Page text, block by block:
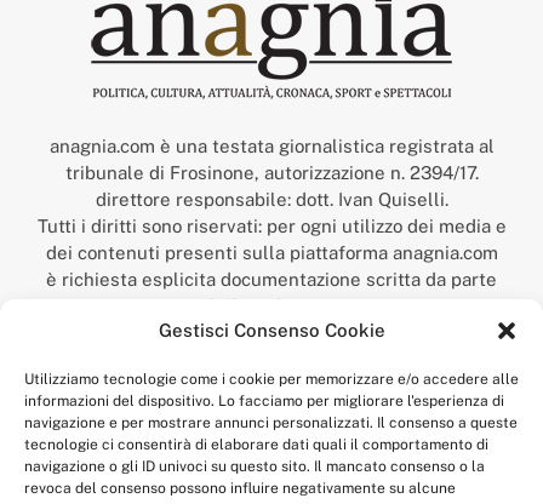
Gestisci Consenso Cookie
Utilizziamo tecnologie come i cookie per memorizzare e/o accedere alle
informazioni del dispositivo. Lo facciamo per migliorare l'esperienza di
navigazione e per mostrare annunci personalizzati. Il consenso a queste
tecnologie ci consentirà di elaborare dati quali il comportamento di
navigazione o gli ID univoci su questo sito. Il mancato consenso o la
revoca del consenso possono influire negativamente su alcune
anagnia.com è una testata giornalistica registrata al
tribunale di Frosinone, autorizzazione n. 2394/17.
direttore responsabile: dott. Ivan Quiselli.
Tutti i diritti sono riservati: per ogni utilizzo dei media e
dei contenuti presenti sulla piattaforma anagnia.com
è richiesta esplicita documentazione scritta da parte
della redazione.
“Anagnia” è un marchio registrato presso l’Ufficio Italiano
Economico,
num. registrazione: 302017000014044 del 9 febbraio 2017.
Per contatti:redazione@anagnia.com